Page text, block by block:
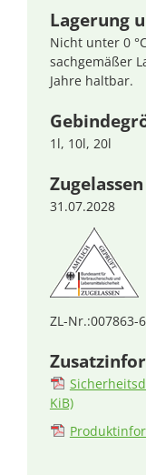
Lagerung
Nicht unter 0
sachgemäßer
Jahre haltbar.
1l, 10l, 20l
31.07.2028
ZL-Nr.:007863-
KiB)